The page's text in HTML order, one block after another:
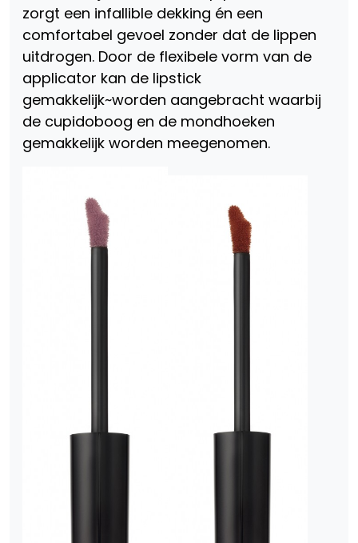
zorgt een infallible dekking én een
comfortabel gevoel zonder dat de lippen
uitdrogen. Door de flexibele vorm van de
applicator kan de lipstick
gemakkelijk~worden aangebracht waarbij
de cupidoboog en de mondhoeken
gemakkelijk worden meegenomen.